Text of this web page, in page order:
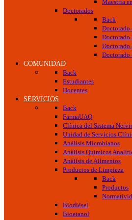
Maestría
Doctorados
Back
Doctorado
Doctorado
Doctorado
Doctorado
COMUNIDAD
Back
Estudiantes
Docentes
SERVICIOS
Back
FarmaUAQ
Clínica del Sistema
Unidad de Servicios
Análisis Microbianos
Análisis Químicos
Análisis de Alimentos
Productos de Limpieza
Back
Productos
Biodiésel
Bioetanol